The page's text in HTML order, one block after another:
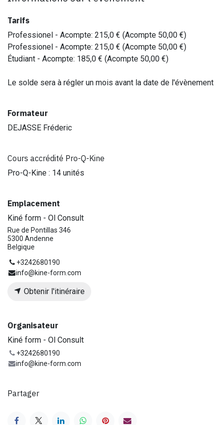
Tarifs
Professionel - Acompte: 215,0 € (Acompte 50,00 €)
Professionel - Acompte: 215,0 € (Acompte 50,00 €)
Étudiant - Acompte: 185,0 € (Acompte 50,00 €)
Le solde sera à régler un mois avant la date de l'évènement
Formateur
DEJASSE Fréderic
Cours accrédité Pro-Q-Kine
Pro-Q-Kine : 14 unités
Emplacement
Kiné form - Ol Consult
Rue de Pontillas 346
5300 Andenne
Belgique
+3242680190
info@kine-form.com
Obtenir l'itinéraire
Organisateur
Kiné form - Ol Consult
+3242680190
info@kine-form.com
Partager